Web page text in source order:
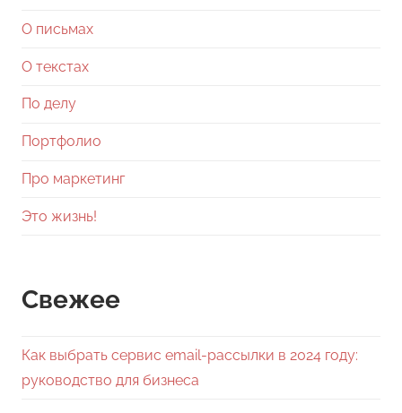
О письмах
О текстах
По делу
Портфолио
Про маркетинг
Это жизнь!
Свежее
Как выбрать сервис email-рассылки в 2024 году:
руководство для бизнеса